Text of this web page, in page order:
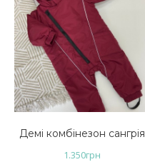
Демі комбінезон сангрія
1.350грн